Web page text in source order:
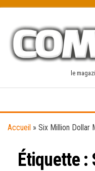
content
le
Accueil » Six Million Dollar
Étiquette :